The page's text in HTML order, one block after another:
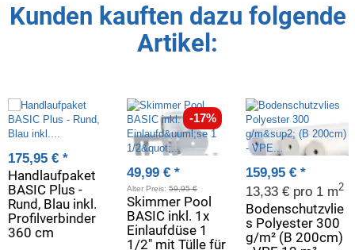
Kunden kauften dazu folgende
Artikel:
Handlaufpaket
BASIC Plus -
Rund, Blau inkl.
Profilverbinder
360 cm
175,95 € *
-17%
Skimmer Pool
BASIC inkl. 1x
Einlaufdüse 1
1/2" mit Tülle für
49,99 € *
Alter Preis: 59,95 €
Bodenschutzvlie
s Polyester 300
g/m² (B 200cm)
159,95 € *
13,33 € pro 1 m2